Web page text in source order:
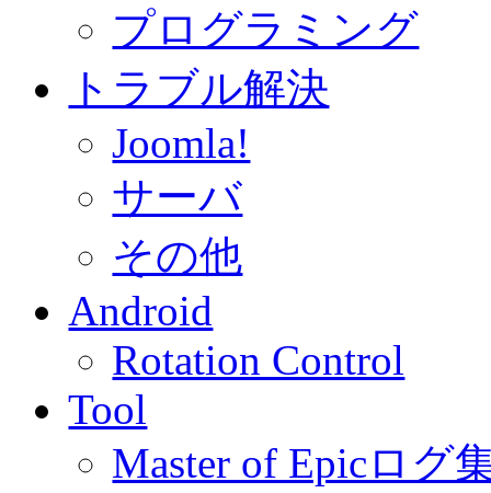
プログラミング
トラブル解決
Joomla!
サーバ
その他
Android
Rotation Control
Tool
Master of Epicログ